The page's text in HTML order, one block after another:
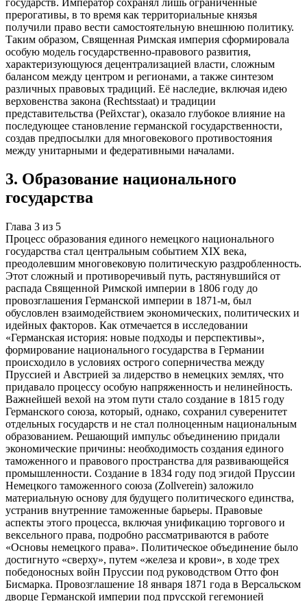
прерогативы, в то время как территориальные князья
получили право вести самостоятельную внешнюю политику.
Таким образом, Священная Римская империя сформировала
особую модель государственно-правового развития,
характеризующуюся децентрализацией власти, сложным
балансом между центром и регионами, а также синтезом
различных правовых традиций. Её наследие, включая идею
верховенства закона (Rechtsstaat) и традиции
представительства (Рейхстаг), оказало глубокое влияние на
последующее становление германской государственности,
создав предпосылки для многовекового противостояния
между унитарными и федеративными началами.
3. Образование национального
государства
Глава 3 из 5
Процесс образования единого немецкого национального
государства стал центральным событием XIX века,
преодолевшим многовековую политическую раздробленность.
Этот сложный и противоречивый путь, растянувшийся от
распада Священной Римской империи в 1806 году до
провозглашения Германской империи в 1871-м, был
обусловлен взаимодействием экономических, политических и
идейных факторов. Как отмечается в исследовании
«Германская история: новые подходы и перспективы»,
формирование национального государства в Германии
происходило в условиях острого соперничества между
Пруссией и Австрией за лидерство в немецких землях, что
придавало процессу особую напряженность и нелинейность.
Важнейшей вехой на этом пути стало создание в 1815 году
Германского союза, который, однако, сохранил суверенитет
отдельных государств и не стал полноценным национальным
образованием. Решающий импульс объединению придали
экономические причины: необходимость создания единого
таможенного и правового пространства для развивающейся
промышленности. Создание в 1834 году под эгидой Пруссии
Немецкого таможенного союза (Zollverein) заложило
материальную основу для будущего политического единства,
устранив внутренние таможенные барьеры. Правовые
аспекты этого процесса, включая унификацию торгового и
вексельного права, подробно рассматриваются в работе
«Основы немецкого права». Политическое объединение было
достигнуто «сверху», путем «железа и крови», в ходе трех
победоносных войн Пруссии под руководством Отто фон
Бисмарка. Провозглашение 18 января 1871 года в Версальском
дворце Германской империи под прусской гегемонией